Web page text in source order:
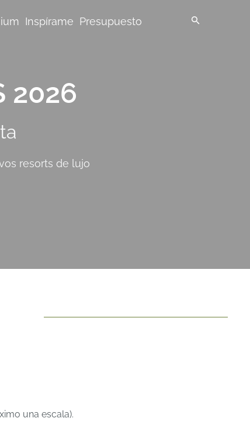
Inspírame Presupuesto
2026
resorts de lujo
una escala).